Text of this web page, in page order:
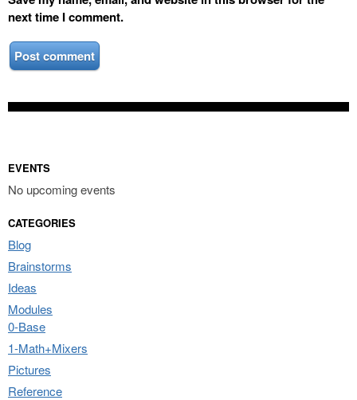
next time I comment.
EVENTS
No upcoming events
CATEGORIES
Blog
Brainstorms
Ideas
Modules
0-Base
1-Math+Mixers
Pictures
Reference